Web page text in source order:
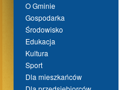
O Gminie
Gospodarka
Środowisko
Edukacja
Kultura
Sport
Dla mieszkańców